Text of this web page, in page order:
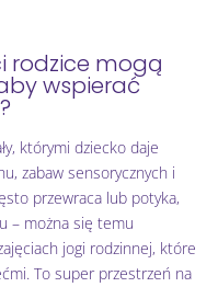
rodzice mogą
wspierać
którymi dziecko daje
zabaw sensorycznych i
przewraca lub potyka,
– można się temu
jogi rodzinnej, które
To super przestrzeń na